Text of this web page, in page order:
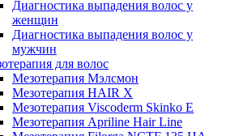
Диагностика выпадения волос у
женщин
Диагностика выпадения волос у
мужчин
для волос
Мезотерапия Мэлсмон
Мезотерапия HAIR X
Мезотерапия Viscoderm Skinko E
Мезотерапия Apriline Hair Line